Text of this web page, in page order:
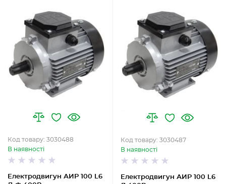
Електродвигун АИР 100 L6
Код товару: 3030488
В наявності
Електродвигун АИР 100 L6
Код товару: 3030487
В наявності